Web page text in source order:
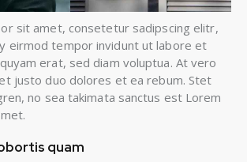
sit amet, consetetur sadipscing elitr,
eirmod tempor invidunt ut labore et
erat, sed diam voluptua. At vero
justo duo dolores et ea rebum. Stet
no sea takimata sanctus est Lorem
quam